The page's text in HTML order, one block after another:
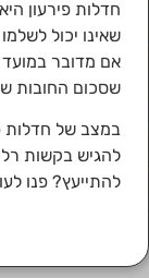
חדלות פירעון
שאינו יכול
אם מדובר במועד
שסכום החובות
במצב של חדלות
להגיש בקשות
להתייעץ? פנו